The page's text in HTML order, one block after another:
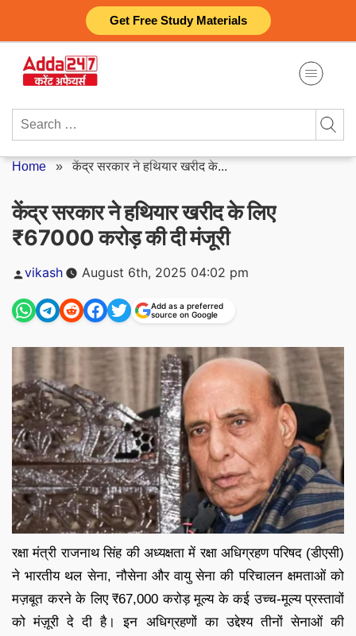
Get Free Study Materials
content
Search
Home »केंद्र सरकार ने हथियार खरीद के...
केंद्र सरकार ने हथियार खरीद के लिए
₹67000 करोड़ की दी मंजूरी
Posted
vikash August 6th, 2025 04:02 pm
Add as a preferred
source on Google
रक्षा मंत्री राजनाथ सिंह की अध्यक्षता में रक्षा अधिग्रहण परिषद (डीएसी)
ने भारतीय थल सेना, नौसेना और वायु सेना की परिचालन क्षमताओं को
मज़बूत करने के लिए ₹67,000 करोड़ मूल्य के कई उच्च-मूल्य प्रस्तावों
को मंज़ूरी दे दी है। इन अधिग्रहणों का उद्देश्य तीनों सेनाओं की